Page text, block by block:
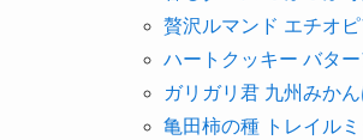
贅沢ルマンド エチオ
ハートクッキー バタ
ガリガリ君 九州みか
亀田柿の種 トレイル